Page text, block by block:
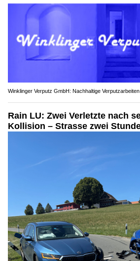
Winklinger Verputz GmbH: Nachhaltige
Rain LU: Zwei Verletzte nach
Kollision – Strasse zwei